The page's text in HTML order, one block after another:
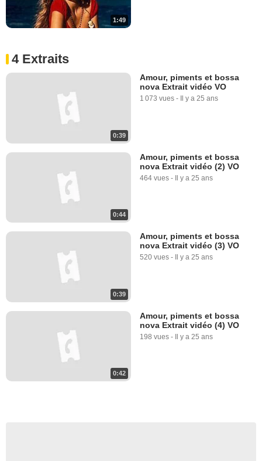
1:49
4 Extraits
0:39
Amour, piments et bossa
nova Extrait vidéo VO
1 073 vues - Il y a 25 ans
0:44
Amour, piments et bossa
nova Extrait vidéo (2) VO
464 vues - Il y a 25 ans
0:39
Amour, piments et bossa
nova Extrait vidéo (3) VO
520 vues - Il y a 25 ans
0:42
Amour, piments et bossa
nova Extrait vidéo (4) VO
198 vues - Il y a 25 ans